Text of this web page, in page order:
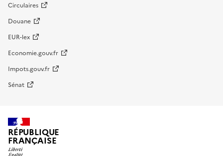
Circulaires
Douane
EUR-lex
Economie.gouv.fr
Impots.gouv.fr
Sénat
RÉPUBLIQUE
FRANÇAISE